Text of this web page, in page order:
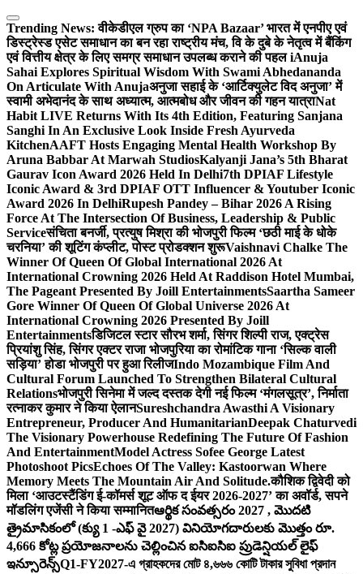
Skip
to
content
Trending News: वीकेडीएल ग्रुप का ‘NPA Bazaar’ भारत में एनपीए एवं
डिस्ट्रेस्ड एसेट समाधान का बन रहा राष्ट्रीय मंच, वि के दुबे के नेतृत्व में बैंकिंग
एवं वित्तीय क्षेत्र के लिए समग्र समाधान उपलब्ध कराने की पहल iAnuja
Sahai Explores Spiritual Wisdom With Swami Abhedananda
On Articulate With Anujaअनुजा सहाई के ‘आर्टिक्युलेट विद अनुजा’ में
स्वामी अभेदानंद के साथ अध्यात्म, आत्मबोध और जीवन की गहन यात्राNat
Habit LIVE Returns With Its 4th Edition, Featuring Sanjana
Sanghi In An Exclusive Look Inside Fresh Ayurveda
KitchenAAFT Hosts Engaging Mental Health Workshop By
Aruna Babbar At Marwah StudiosKalyanji Jana’s 5th Bharat
Gaurav Icon Award 2026 Held In Delhi7th DPIAF Lifestyle
Iconic Award & 3rd DPIAF OTT Influencer & Youtuber Iconic
Award 2026 In DelhiRupesh Pandey – Bihar 2026 A Rising
Force At The Intersection Of Business, Leadership & Public
Serviceसंचिता बनर्जी, प्रत्युष मिश्रा की भोजपुरी फिल्म ‘छठी माई के धोके
चरनिया’ की शूटिंग कंप्लीट, पोस्ट प्रोडक्शन शुरूVaishnavi Chalke The
Winner Of Queen Of Global International 2026 At
International Crowning 2026 Held At Raddison Hotel Mumbai,
The Pageant Presented By Joill EntertainmentsSaartha Sameer
Gore Winner Of Queen Of Global Universe 2026 At
International Crowning 2026 Presented By Joill
Entertainmentsडिजिटल स्टार सौरभ शर्मा, सिंगर शिल्पी राज, एक्ट्रेस
प्रियांशु सिंह, सिंगर एक्टर राजा भोजपुरिया का रोमांटिक गाना ‘सिल्क वाली
सड़िया’ होडा भोजपुरी पर हुआ रिलीजIndo Mozambique Film And
Cultural Forum Launched To Strengthen Bilateral Cultural
Relationsभोजपुरी सिनेमा में जल्द दस्तक देगी नई फिल्म ‘मंगलसूत्र’, निर्माता
रत्नाकर कुमार ने किया ऐलानSureshchandra Awasthi A Visionary
Entrepreneur, Producer And HumanitarianDeepak Chaturvedi
The Visionary Powerhouse Redefining The Future Of Fashion
And EntertainmentModel Actress Sofee George Latest
Photoshoot PicsEchoes Of The Valley: Kastoorwan Where
Memory Meets The Mountain Air And Solitude.कौशिक द्विवेदी को
मिला ‘आउटस्टैंडिंग ई-कॉमर्स शूट ऑफ द ईयर 2026-2027’ का अवॉर्ड, सपने
मॉडलिंग एजेंसी ने किया सम्मानितఆర్థిక సంవత్సరం 2027 , మొదటి
త్రైమాసికంలో (క్యు 1 -ఎఫ్ వై 2027) వినియోగదారులకు మొత్తం రూ.
4,666 కోట్ల ప్రయోజనాలను చెల్లించిన ఐసిఐసిఐ ప్రుడెన్షియల్ లైఫ్
ఇన్సూరెన్స్Q1-FY2027-এ গ্রাহকদের মোট ৪,৬৬৬ কোটি টাকার সুবিধা প্রদান